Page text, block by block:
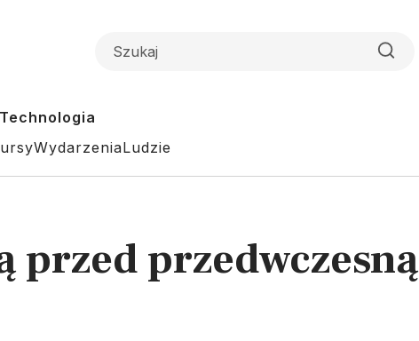
Technologia
WydarzeniaLudzie
przed przedwczesną